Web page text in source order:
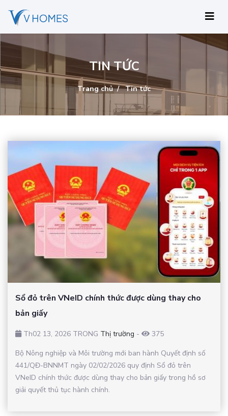
TIN TỨC
Trang chủ Tin tức
Sổ đỏ trên VNeID chính thức được dùng thay cho
bản giấy
Th02 13, 2026 TRONG Thị trường -
375
Bộ Nông nghiệp và Môi trường mới ban hành Quyết định số
441/QĐ-BNNMT ngày 02/02/2026 quy định Sổ đỏ trên
VNeID chính thức được dùng thay cho bản giấy trong hồ sơ
giải quyết thủ tục hành chính.